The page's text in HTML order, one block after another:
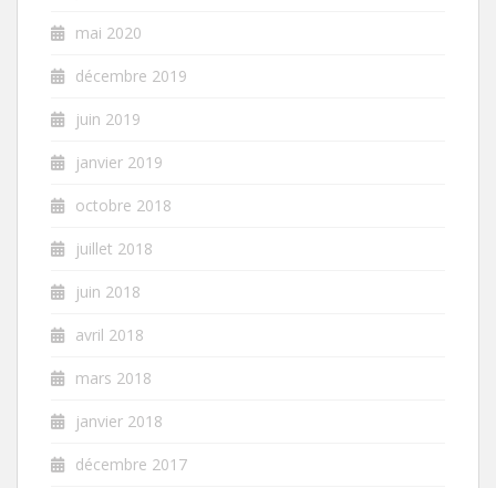
mai 2020
décembre 2019
juin 2019
janvier 2019
octobre 2018
juillet 2018
juin 2018
avril 2018
mars 2018
janvier 2018
décembre 2017